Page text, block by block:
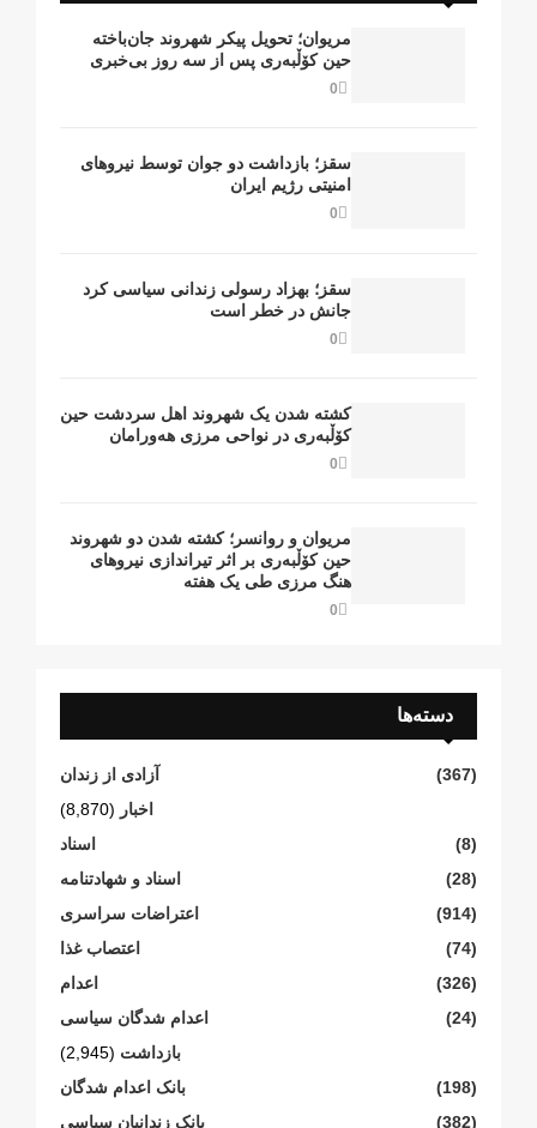
مریوان؛ تحویل پیکر شهروند جان‌باخته
حین کۆڵبەری پس از سە روز بی‌خبری
0
سقز؛ بازداشت دو جوان توسط نیروهای
امنیتی رژیم ایران
0
سقز؛ بهزاد رسولی زندانی سیاسی کرد
جانش در خطر است
0
کشتە شدن یک شهروند اهل سردشت حین
کۆڵبەری در نواحی مرزی هەورامان
0
مریوان و روانسر؛ کشته شدن دو شهروند
حین کۆڵبەری بر اثر تیراندازی نیروهای
هنگ مرزی طی یک هفته
0
دسته‌ها
آزادی از زندان
(367)
اخبار (8,870)
اسناد
(8)
اسناد و شهادتنامە
(28)
اعتراضات سراسری
(914)
اعتصاب غذا
(74)
اعدام
(326)
اعدام شدگان سیاسی
(24)
بازداشت (2,945)
بانک اعدام شدگان
(198)
بانک زندانیان سیاسی
(382)